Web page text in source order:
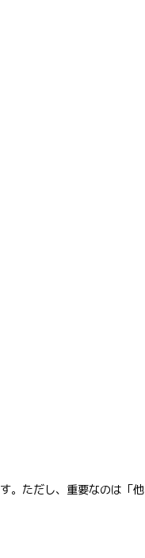
。ただし、重要なのは「他